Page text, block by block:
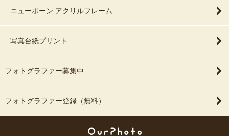
ニューボーン アクリルフレーム
写真台紙プリント
フォトグラファー募集中
フォトグラファー登録（無料）